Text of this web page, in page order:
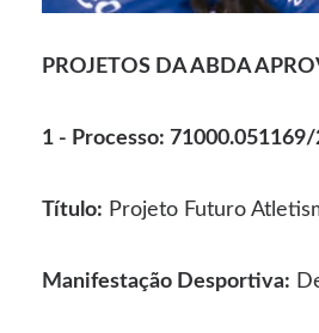
PROJETOS DA ABDA
1 - Processo:
Título: Projeto Futuro
Manifestação Desportiva: